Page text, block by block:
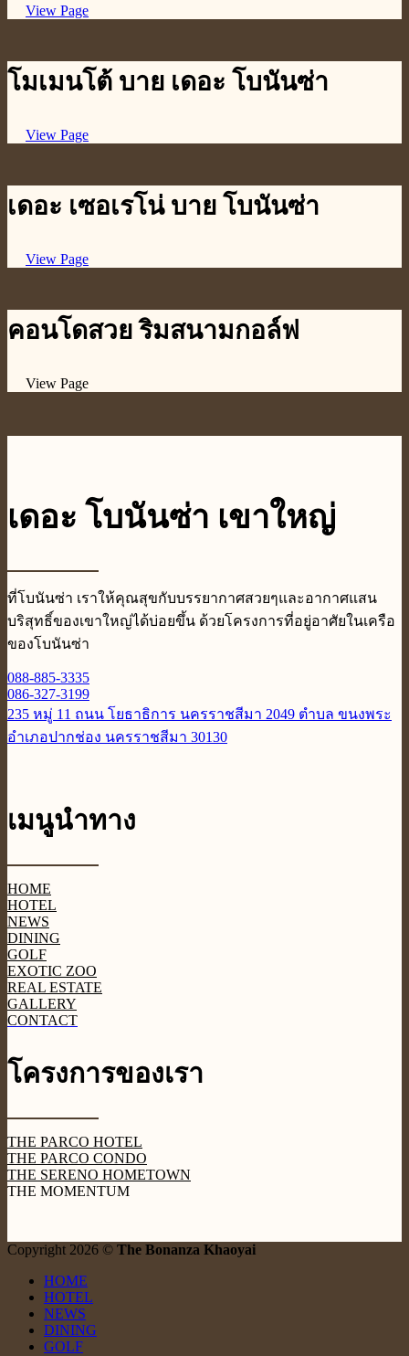
View Page
โมเมนโต้ บาย เดอะ โบนันซ่า
View Page
เดอะ เซอเรโน่ บาย โบนันซ่า
View Page
คอนโดสวย ริมสนามกอล์ฟ
View Page
เดอะ โบนันซ่า เขาใหญ่
ที่โบนันซ่า เราให้คุณสุขกับบรรยากาศสวยๆและอากาศแสน
บริสุทธิ์ของเขาใหญ่ได้บ่อยขึ้น ด้วยโครงการที่อยู่อาศัยในเครือ
ของโบนันซ่า
088-885-3335
086-327-3199
235 หมู่ 11 ถนน โยธาธิการ นครราชสีมา 2049 ตำบล ขนงพระ
อำเภอปากช่อง นครราชสีมา 30130
เมนูนำทาง
HOME
HOTEL
NEWS
DINING
GOLF
EXOTIC ZOO
REAL ESTATE
GALLERY
CONTACT
โครงการของเรา
THE PARCO HOTEL
THE PARCO CONDO
THE SERENO HOMETOWN
THE MOMENTUM
Copyright 2026 © The Bonanza Khaoyai
HOME
HOTEL
NEWS
DINING
GOLF